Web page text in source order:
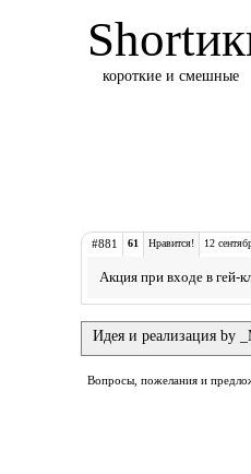
короткие и смешные
#881 61 Нравится! 12
Акция при входе в гей-
Идея и реализация by
Вопросы, пожелания и